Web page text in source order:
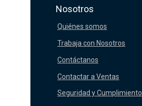
Quiénes somos
Seguridad y Cumplimiento
Contactar a Ventas
Contáctanos
Trabaja con Nosotros
Nosotros